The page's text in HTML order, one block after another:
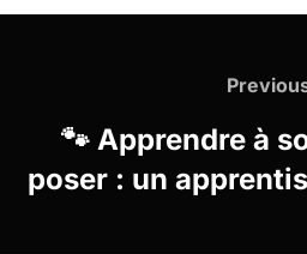
l’article🐾 Apprendre à
poser : un